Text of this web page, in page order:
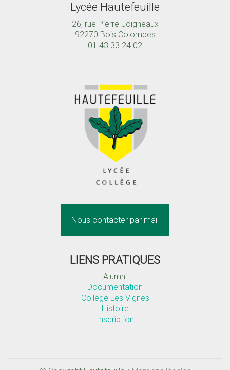
Lycée Hautefeuille
26, rue Pierre Joigneaux
92270 Bois Colombes
01 43 33 24 02
Nous contacter par mail
LIENS PRATIQUES
Alumni
Documentation
Collège Les Vignes
Histoire
Inscription